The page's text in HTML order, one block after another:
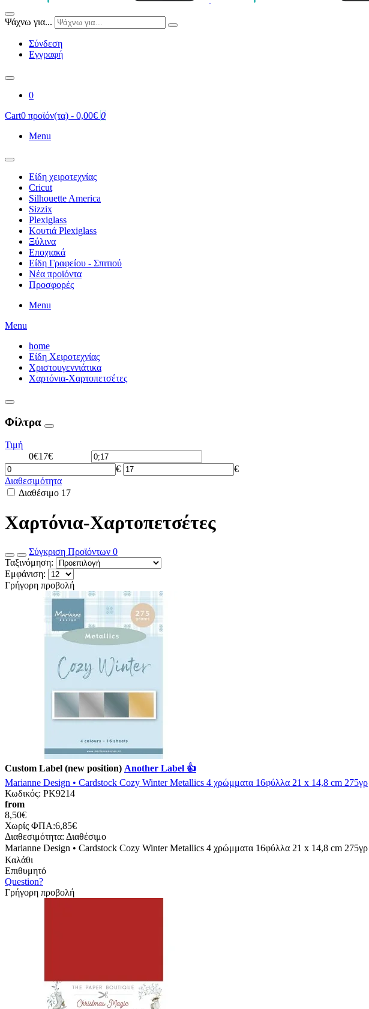
Ψάχνω για...
Σύνδεση
Εγγραφή
0
Cart0 προϊόν(τα) - 0,00€ 0
Menu
Είδη χειροτεχνίας
Cricut
Silhouette America
Sizzix
Plexiglass
Κουτιά Plexiglass
Ξύλινα
Εποχιακά
Είδη Γραφείου - Σπιτιού
Νέα προϊόντα
Προσφορές
Menu
Menu
home
Είδη Χειροτεχνίας
Χριστουγεννιάτικα
Χαρτόνια-Χαρτοπετσέτες
Φίλτρα
Τιμή
0€17€
€
€
Διαθεσιμότητα
Διαθέσιμο 17
Χαρτόνια-Χαρτοπετσέτες
Σύγκριση Προϊόντων 0
Ταξινόμηση:
Εμφάνιση:
Γρήγορη προβολή
Custom Label (new position) Another Label 👍
Marianne Design • Cardstock Cozy Winter Metallics 4 χρώμματα 16φύλλα 21 x 14,8 cm 275γρ
Κωδικός: PK9214
from
8,50€
Χωρίς ΦΠΑ:6,85€
Διαθεσιμότητα: Διαθέσιμο
Marianne Design • Cardstock Cozy Winter Metallics 4 χρώμματα 16φύλλα 21 x 14,8 cm 275γρ
Καλάθι
Επιθυμητό
Question?
Γρήγορη προβολή